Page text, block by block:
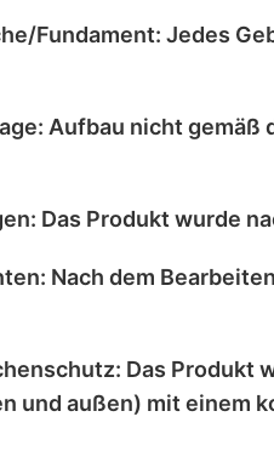
Fundament: Jedes
Aufbau nicht gemäß
Das Produkt wurde
Nach dem
Das Produkt
und außen) mit einem